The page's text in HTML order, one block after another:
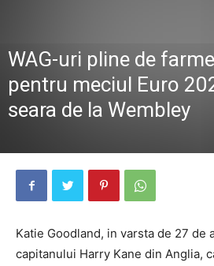
WAG-uri pline de
pentru meciul Euro
seara de la Wembley
Katie Goodland, in varsta de 27 de
capitanului Harry Kane din Anglia,